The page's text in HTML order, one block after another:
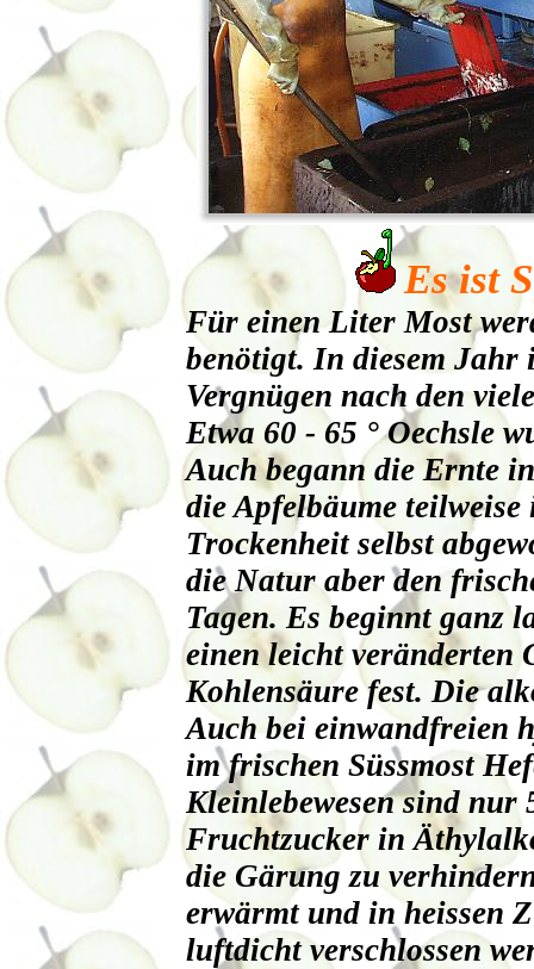
Es ist
Für einen Liter Most
benötigt. In diesem Jahr
Vergnügen nach den
Etwa 60 - 65 ° Oechsle
Auch begann die Ernte
die Apfelbäume
Trockenheit selbst
die Natur aber den
Tagen. Es beginnt ganz
einen leicht veränderten
Kohlensäure fest. Die
Auch bei einwandfreien
im frischen Süssmost
Kleinlebewesen sind nur
Fruchtzucker in
die Gärung zu
erwärmt und in heissen
luftdicht verschlossen